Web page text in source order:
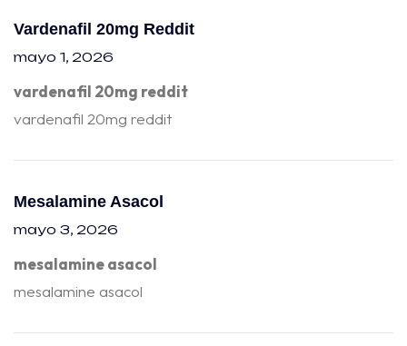
Vardenafil 20mg Reddit
mayo 1, 2026
vardenafil 20mg reddit
vardenafil 20mg reddit
Mesalamine Asacol
mayo 3, 2026
mesalamine asacol
mesalamine asacol